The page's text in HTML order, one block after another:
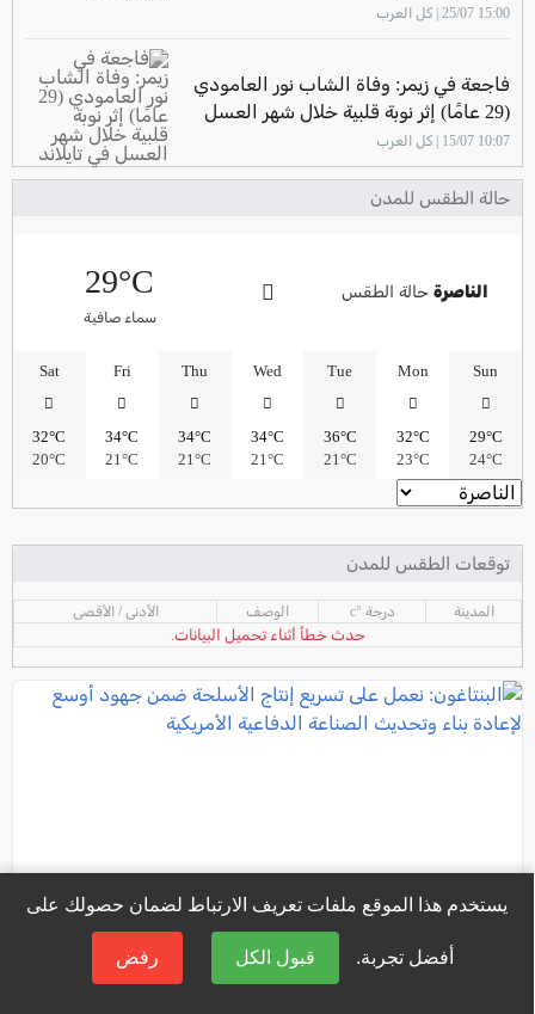
حالة الطقس للمدن
الناصرةحالة الطقس 29°C
سماء صافية
Sun
29°C
24°C
Mon
32°C
23°C
Tue
36°C
21°C
Wed
34°C
21°C
Thu
34°C
21°C
Fri
34°C
21°C
Sat
32°C
20°C
توقعات الطقس للمدن
المدينة درجة °c الوصف الأدنى / الأقصى
حدث خطأ أثناء تحميل البيانات.
15:00 25/07 | كل العرب
فاجعة في زيمر: وفاة الشاب نور العامودي
(29 عامًا) إثر نوبة قلبية خلال شهر العسل
في تايلاند
10:07 15/07 | كل العرب
يستخدم هذا الموقع ملفات تعريف الارتباط لضمان حصولك على
أفضل تجربة. قبول الكل رفض